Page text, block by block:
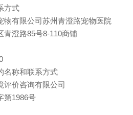
方式
有限公司苏州青澄路宠物医院
澄路85号8-110商铺
称和联系方式
价咨询有限公司
第1986号